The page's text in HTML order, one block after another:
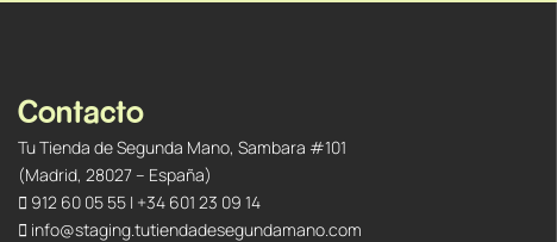
Contacto
Tu Tienda de Segunda Mano, Sambara #101
(Madrid, 28027 – España)
912 60 05 55| +34 601 23 09 14
info@staging.tutiendadesegundamano.com